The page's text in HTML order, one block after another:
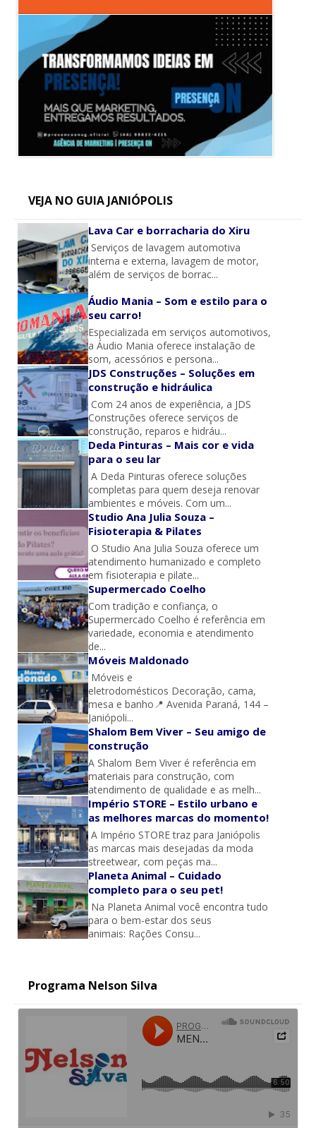
VEJA NO GUIA JANIÓPOLIS
Lava Car e borracharia do Xiru
Serviços de lavagem automotiva
interna e externa, lavagem de motor,
além de serviços de borrac...
Áudio Mania – Som e estilo para o
seu carro!
Especializada em serviços automotivos,
a Áudio Mania oferece instalação de
som, acessórios e persona...
JDS Construções – Soluções em
construção e hidráulica
Com 24 anos de experiência, a JDS
Construções oferece serviços de
construção, reparos e hidráu...
Deda Pinturas – Mais cor e vida
para o seu lar
A Deda Pinturas oferece soluções
completas para quem deseja renovar
ambientes e móveis. Com um...
Studio Ana Julia Souza –
Fisioterapia & Pilates
O Studio Ana Julia Souza oferece um
atendimento humanizado e completo
em fisioterapia e pilate...
Supermercado Coelho
Com tradição e confiança, o
Supermercado Coelho é referência em
variedade, economia e atendimento
de...
Móveis Maldonado
Móveis e
eletrodomésticos Decoração, cama,
mesa e banho📍 Avenida Paraná, 144 –
Janiópoli...
Shalom Bem Viver – Seu amigo de
construção
A Shalom Bem Viver é referência em
materiais para construção, com
atendimento de qualidade e as melh...
Império STORE – Estilo urbano e
as melhores marcas do momento!
A Império STORE traz para Janiópolis
as marcas mais desejadas da moda
streetwear, com peças ma...
Planeta Animal – Cuidado
completo para o seu pet!
Na Planeta Animal você encontra tudo
para o bem-estar dos seus
animais: Rações Consu...
Programa Nelson Silva